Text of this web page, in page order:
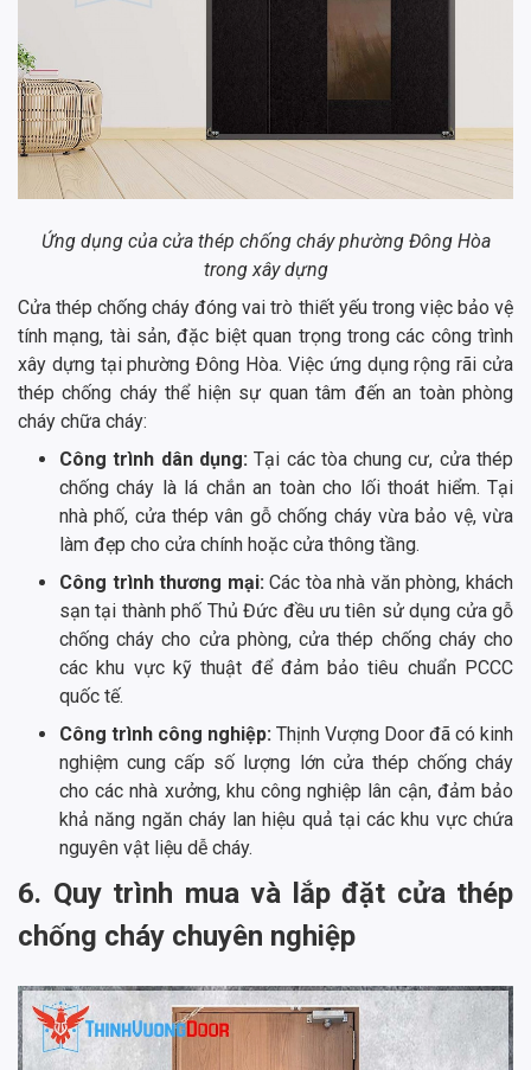
Ứng dụng của cửa thép chống cháy phường Đông Hòa
trong xây dựng
Cửa thép chống cháy đóng vai trò thiết yếu trong việc bảo vệ
tính mạng, tài sản, đặc biệt quan trọng trong các công trình
xây dựng tại phường Đông Hòa. Việc ứng dụng rộng rãi cửa
thép chống cháy thể hiện sự quan tâm đến an toàn phòng
cháy chữa cháy:
Công trình dân dụng:Tại các tòa chung cư, cửa thép
chống cháy là lá chắn an toàn cho lối thoát hiểm. Tại
nhà phố, cửa thép vân gỗ chống cháy vừa bảo vệ, vừa
làm đẹp cho cửa chính hoặc cửa thông tầng.
Công trình thương mại:Các tòa nhà văn phòng, khách
sạn tại thành phố Thủ Đức đều ưu tiên sử dụng cửa gỗ
chống cháy cho cửa phòng, cửa thép chống cháy cho
các khu vực kỹ thuật để đảm bảo tiêu chuẩn PCCC
quốc tế.
Công trình công nghiệp: Thịnh Vượng Door đã có kinh
nghiệm cung cấp số lượng lớn cửa thép chống cháy
cho các nhà xưởng, khu công nghiệp lân cận, đảm bảo
khả năng ngăn cháy lan hiệu quả tại các khu vực chứa
nguyên vật liệu dễ cháy.
6. Quy trình mua và lắp đặt cửa thép
chống cháy chuyên nghiệp